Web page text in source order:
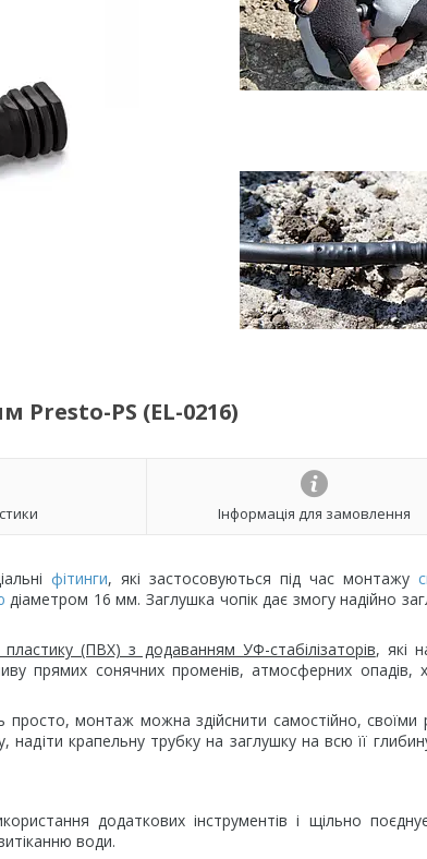
Presto-PS (EL-0216)
Інформація для замовлення
фітинги, які застосовуються під час монтажу
діаметром 16 мм. Заглушка чопік дає змогу надійно
(ПВХ) з додаванням УФ-стабілізаторів, які
прямих сонячних променів, атмосферних опадів,
монтаж можна здійснити самостійно, своїми
крапельну трубку на заглушку на всю її
додаткових інструментів і щільно
води.